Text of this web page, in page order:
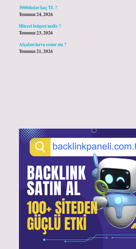
3000dolar kaç TL ?
Temmuz 24, 2026
Hüccet belgesi nedir ?
Temmuz 23, 2026
Alçalan hava ısınır mı ?
Temmuz 21, 2026